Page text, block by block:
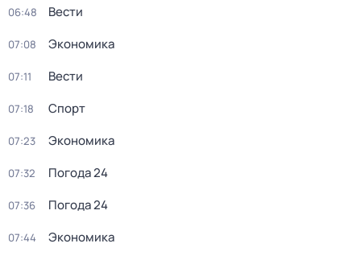
06:48 Вести
07:08 Экономика
07:11 Вести
07:18 Спорт
07:23 Экономика
07:32 Погода 24
07:36 Погода 24
07:44 Экономика